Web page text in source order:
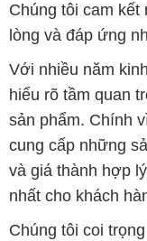
Chúng tôi cam kết
lòng và đáp ứng
Với nhiều năm
hiểu rõ tầm quan
sản phẩm. Chính
cung cấp những
và giá thành hợp
nhất cho khách
Chúng tôi coi